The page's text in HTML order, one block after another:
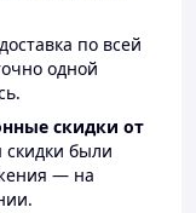
по всей
одной
скидки от
были
— на